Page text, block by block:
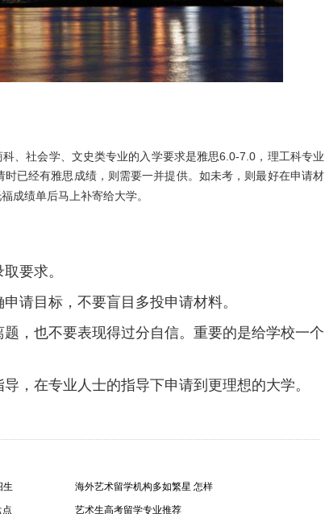
、社会学、文史类专业的入学要求是雅思6.0-7.0，理工科专业
已经有雅思成绩，则需要一并提供。如未考，则最好在申请材
成绩单后马上补寄给大学。
要求。
申请目标，不要盲目多投申请材料。
，也不要表现得过分自信。重要的是给学校一个
，在专业人士的指导下申请到更理想的大学。
生 海外艺术留学机构多如繁星 怎样
艺术生高考留学专业推荐